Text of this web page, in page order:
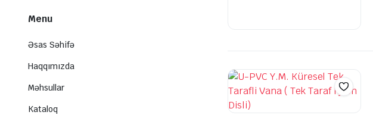
Menu
Əsas Səhifə
Haqqımızda
Məhsullar
Kataloq